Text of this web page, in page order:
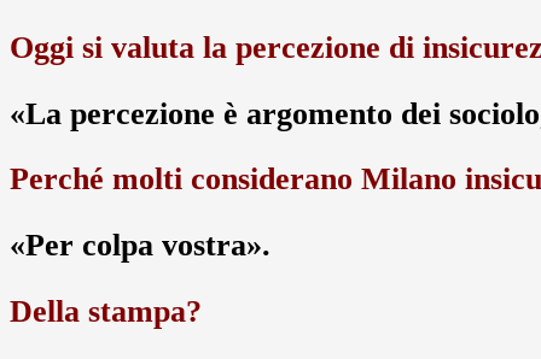
Oggi si valuta la percezione di
«La percezione è argomento dei
Perché molti considerano Milano
«Per colpa vostra».
Della stampa?